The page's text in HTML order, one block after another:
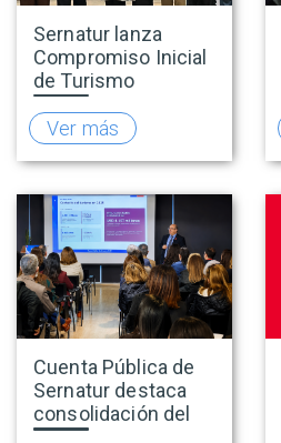
Sernatur lanza
Compromiso Inicial
de Turismo
Accesible para
promover una
oferta turística más
inclusiva
Ver más
Cuenta Pública de
Sernatur destaca
consolidación del
turismo en 2025 y